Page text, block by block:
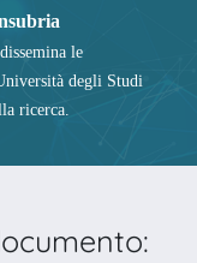
le
degli Studi
ricerca.